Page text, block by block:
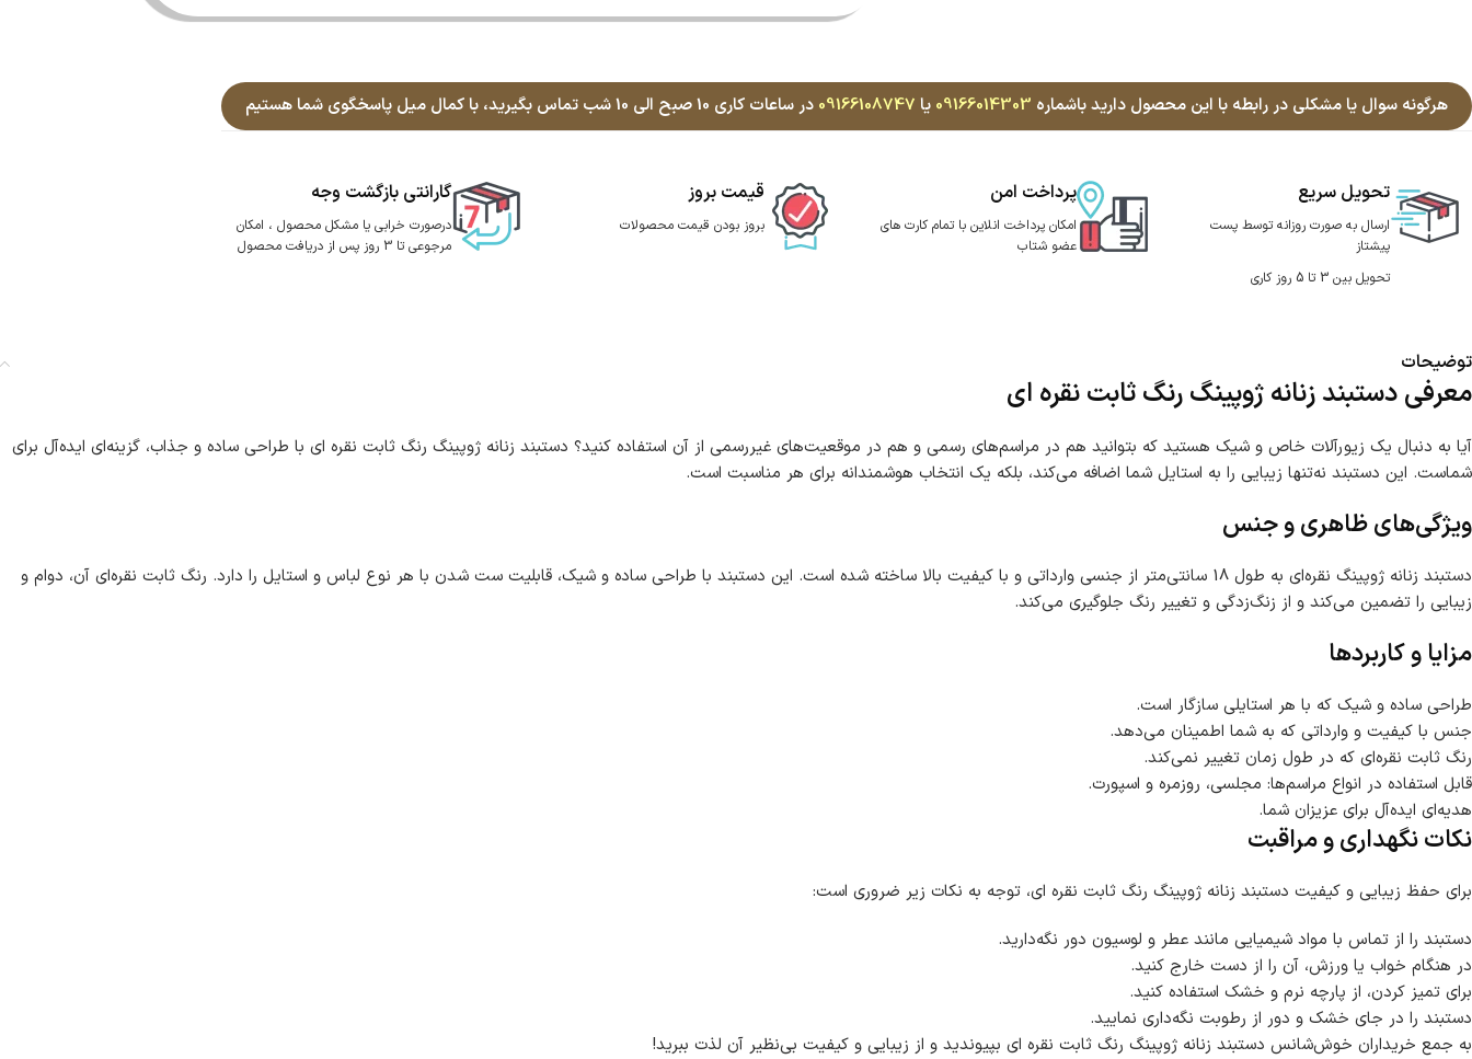
هرگونه سوال یا مشکلی در رابطه با این محصول دارید باشماره 09166014303 یا 09166108747 در ساعات کاری 10 صبح الی 10 شب تماس بگیرید، با کمال میل پاسخگوی شما هستیم
تحویل سریع
ارسال به صورت روزانه توسط پست
پیشتاز
تحویل بین 3 تا 5 روز کاری
پرداخت امن
امکان پرداخت انلاین با تمام کارت های
عضو شتاب
قیمت بروز
بروز بودن قیمت محصولات
گارانتی بازگشت وجه
درصورت خرابی یا مشکل محصول ، امکان
مرجوعی تا 3 روز پس از دریافت محصول
توضیحات
معرفی دستبند زنانه ژوپینگ رنگ ثابت نقره ای
آیا به دنبال یک زیورآلات خاص و شیک هستید که بتوانید هم در مراسم‌های رسمی و هم در موقعیت‌های غیررسمی از آن استفاده کنید؟ دستبند زنانه ژوپینگ رنگ ثابت نقره ای با طراحی ساده و جذاب، گزینه‌ای ایده‌آل برای
شماست. این دستبند نه‌تنها زیبایی را به استایل شما اضافه می‌کند، بلکه یک انتخاب هوشمندانه برای هر مناسبت است.
ویژگی‌های ظاهری و جنس
دستبند زنانه ژوپینگ نقره‌ای به طول 18 سانتی‌متر از جنسی وارداتی و با کیفیت بالا ساخته شده است. این دستبند با طراحی ساده و شیک، قابلیت ست شدن با هر نوع لباس و استایل را دارد. رنگ ثابت نقره‌ای آن، دوام و
زیبایی را تضمین می‌کند و از زنگ‌زدگی و تغییر رنگ جلوگیری می‌کند.
مزایا و کاربردها
طراحی ساده و شیک که با هر استایلی سازگار است.
جنس با کیفیت و وارداتی که به شما اطمینان می‌دهد.
رنگ ثابت نقره‌ای که در طول زمان تغییر نمی‌کند.
قابل استفاده در انواع مراسم‌ها: مجلسی، روزمره و اسپورت.
هدیه‌ای ایده‌آل برای عزیزان شما.
نکات نگهداری و مراقبت
برای حفظ زیبایی و کیفیت دستبند زنانه ژوپینگ رنگ ثابت نقره ای، توجه به نکات زیر ضروری است:
دستبند را از تماس با مواد شیمیایی مانند عطر و لوسیون دور نگه‌دارید.
در هنگام خواب یا ورزش، آن را از دست خارج کنید.
برای تمیز کردن، از پارچه نرم و خشک استفاده کنید.
دستبند را در جای خشک و دور از رطوبت نگه‌داری نمایید.
به جمع خریداران خوش‌شانس دستبند زنانه ژوپینگ رنگ ثابت نقره ای بپیوندید و از زیبایی و کیفیت بی‌نظیر آن لذت ببرید!